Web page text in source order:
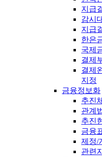
지급
감시
지급
한은
국제
결제
결제
지정
금융정보화
추진
관계
추진
금융
제정/
관련